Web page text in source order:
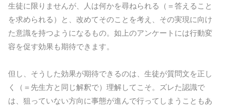
生徒に限りませんが、人は何かを尋ねられる（＝答えること
を求められる）と、改めてそのことを考え、その実現に向け
た意識を持つようになるもの。如上のアンケートには行動変
容を促す効果も期待できます。
但し、そうした効果が期待できるのは、生徒が質問文を正し
く（＝先生方と同じ解釈で）理解してこそ。ズレた認識で
は、狙っていない方向に事態が進んで行ってしまうこともあ